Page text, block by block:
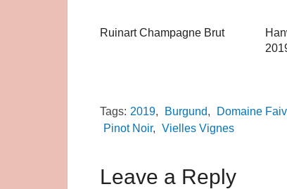
Ruinart Champagne Brut
Tags: 2019, Burgund, Domaine
Pinot Noir, Vielles Vignes
Leave a Reply